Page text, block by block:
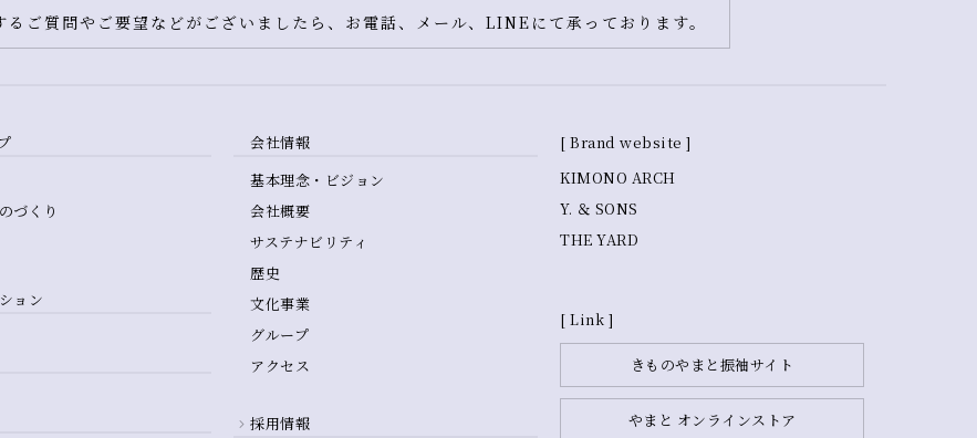
ご質問やご要望などがございましたら、お電話、メール、LINEにて承っております。
づくり
ョン
会社情報
基本理念・ビジョン
会社概要
サステナビリティ
歴史
文化事業
グループ
アクセス
採用情報
[ Brand website ]
KIMONO ARCH
Y. ＆ SONS
THE YARD
[ Link ]
きものやまと振袖サイト
やまと オンラインストア